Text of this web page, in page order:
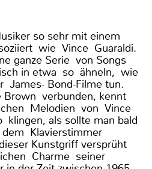
so sehr mit einem
wie Vince Guaraldi.
ganze Serie von Songs
in etwa so ähneln, wie
Bond-Filme tun.
Brown verbunden, kennt
Melodien von Vince
als sollte man bald
Klavierstimmer
Kunstgriff versprüht
Charme seiner